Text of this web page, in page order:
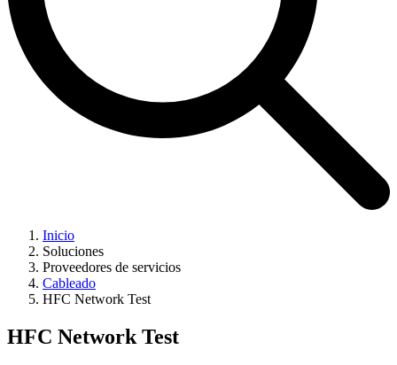
Inicio
Soluciones
Proveedores de servicios
Cableado
HFC Network Test
HFC Network Test